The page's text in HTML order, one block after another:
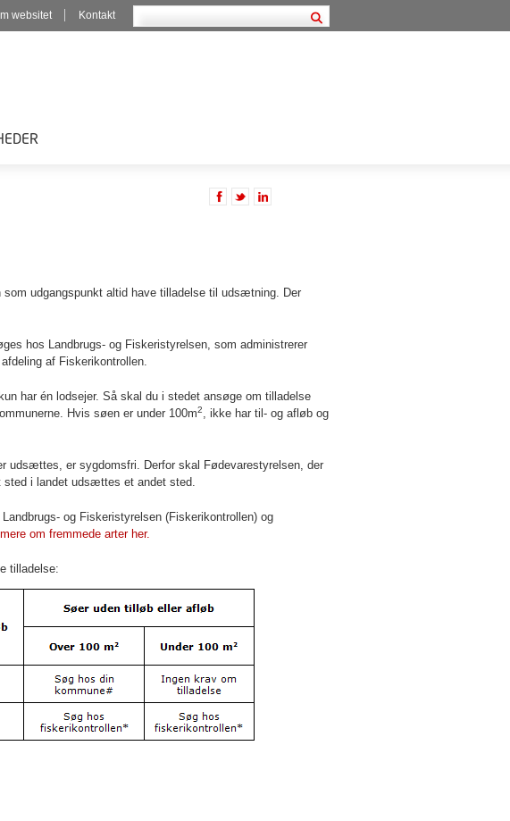
websitet Kontakt
udgangspunkt altid have tilladelse til udsætning. Der
hos Landbrugs- og Fiskeristyrelsen, som administrerer
af Fiskerikontrollen.
har én lodsejer. Så skal du i stedet ansøge om tilladelse
Hvis søen er under 100m2, ikke har til- og afløb og
udsættes, er sygdomsfri. Derfor skal Fødevarestyrelsen, der
sted i landet udsættes et andet sted.
Landbrugs- og Fiskeristyrelsen (Fiskerikontrollen) og
om fremmede arter her.
tilladelse: